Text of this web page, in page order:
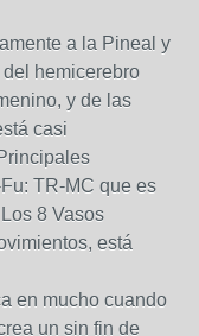
a la Pineal y
hemicerebro
y de las
casi
TR-MC que es
8 Vasos
está
en mucho cuando
un sin fin de